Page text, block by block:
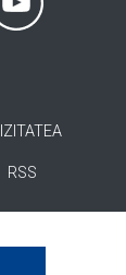
RSS